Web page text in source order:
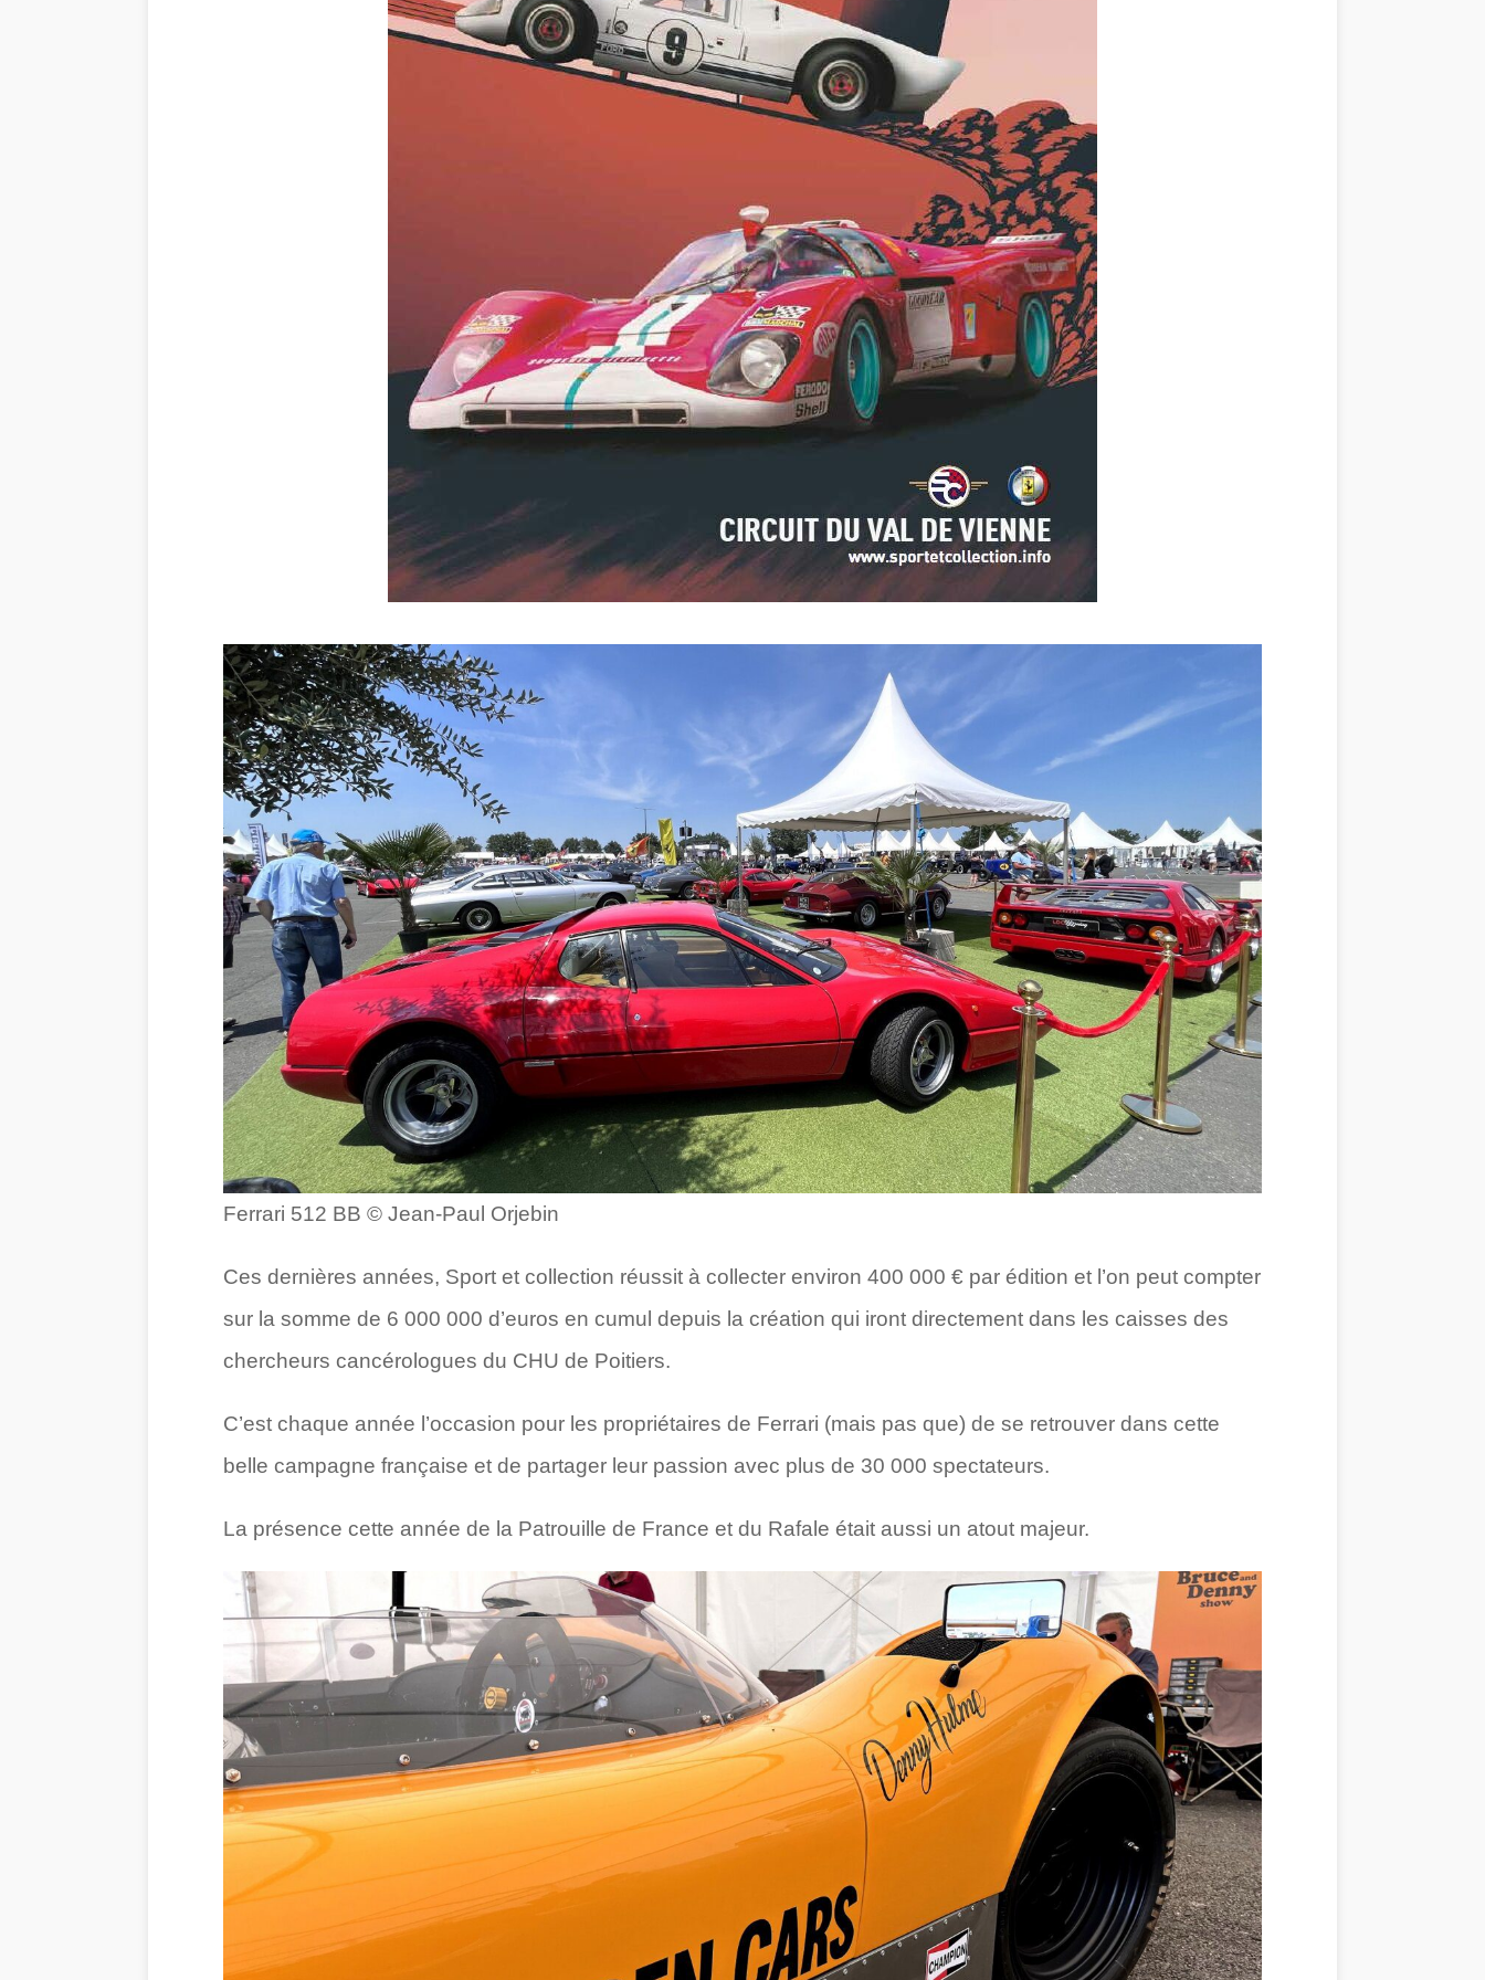
Ferrari 512 BB © Jean-Paul Orjebin
Ces dernières années, Sport et collection réussit à collecter environ 400 000 € par édition et l’on peut compter
sur la somme de 6 000 000 d’euros en cumul depuis la création qui iront directement dans les caisses des
chercheurs cancérologues du CHU de Poitiers.
C’est chaque année l’occasion pour les propriétaires de Ferrari (mais pas que) de se retrouver dans cette
belle campagne française et de partager leur passion avec plus de 30 000 spectateurs.
La présence cette année de la Patrouille de France et du Rafale était aussi un atout majeur.